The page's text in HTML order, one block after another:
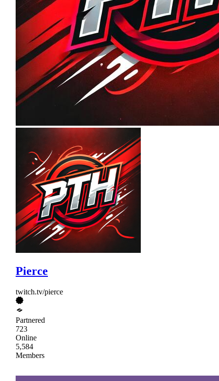
Pierce
twitch.tv/pierce
Partnered
723
Online
5,584
Members